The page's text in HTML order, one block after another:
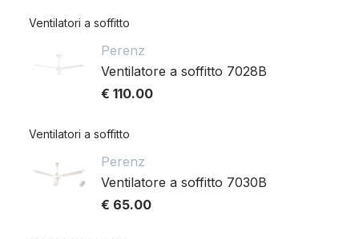
Ventilatori a soffitto
Perenz
Ventilatore a soffitto 7028B
€ 110.00
Ventilatori a soffitto
Perenz
Ventilatore a soffitto 7030B
€ 65.00